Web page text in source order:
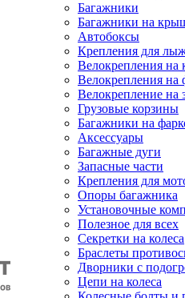
Багажники
Багажники на
Автобоксы
Крепления для
Велокрепления
Велокрепления на
Велокрепление на
Грузовые корзины
Багажники на
Аксессуары
Багажные дуги
Запасные части
Крепления для
Опоры багажника
Установочные
Полезное для всех
Секретки на колеса
Браслеты
Дворники с
Цепи на колеса